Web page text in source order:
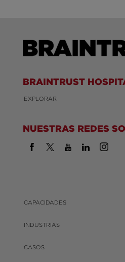
BRAINTRUST
EXPLORAR
NUESTRAS REDES
CAPACIDADES
INDUSTRIAS
CASOS